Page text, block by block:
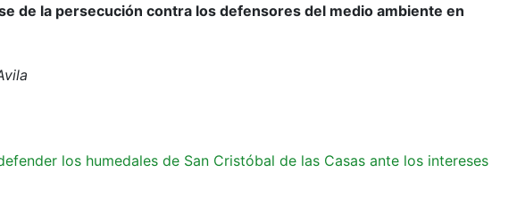
de la persecución contra los defensores del medio ambiente en
los humedales de San Cristóbal de las Casas ante los intereses